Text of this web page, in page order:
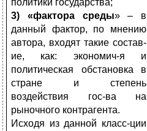
политики государства;
3) «фактора среды» – в
данный фактор, по мнению
автора, входят такие состав-
ие, как: экономич-я и
политическая обстановка в
стране и степень
воздействия гос-ва на
рыночного контрагента.
Исходя из данной класс-ции